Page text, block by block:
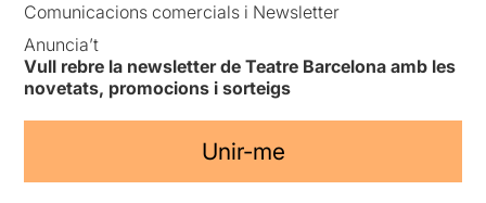
Comunicacions comercials i Newsletter
Anuncia’t
Vull rebre la newsletter de Teatre Barcelona amb les
novetats, promocions i sorteigs
Unir-me